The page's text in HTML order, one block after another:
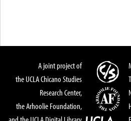
A joint project of
the UCLA Chicano Studies
Research Center,
the Arhoolie Foundation,